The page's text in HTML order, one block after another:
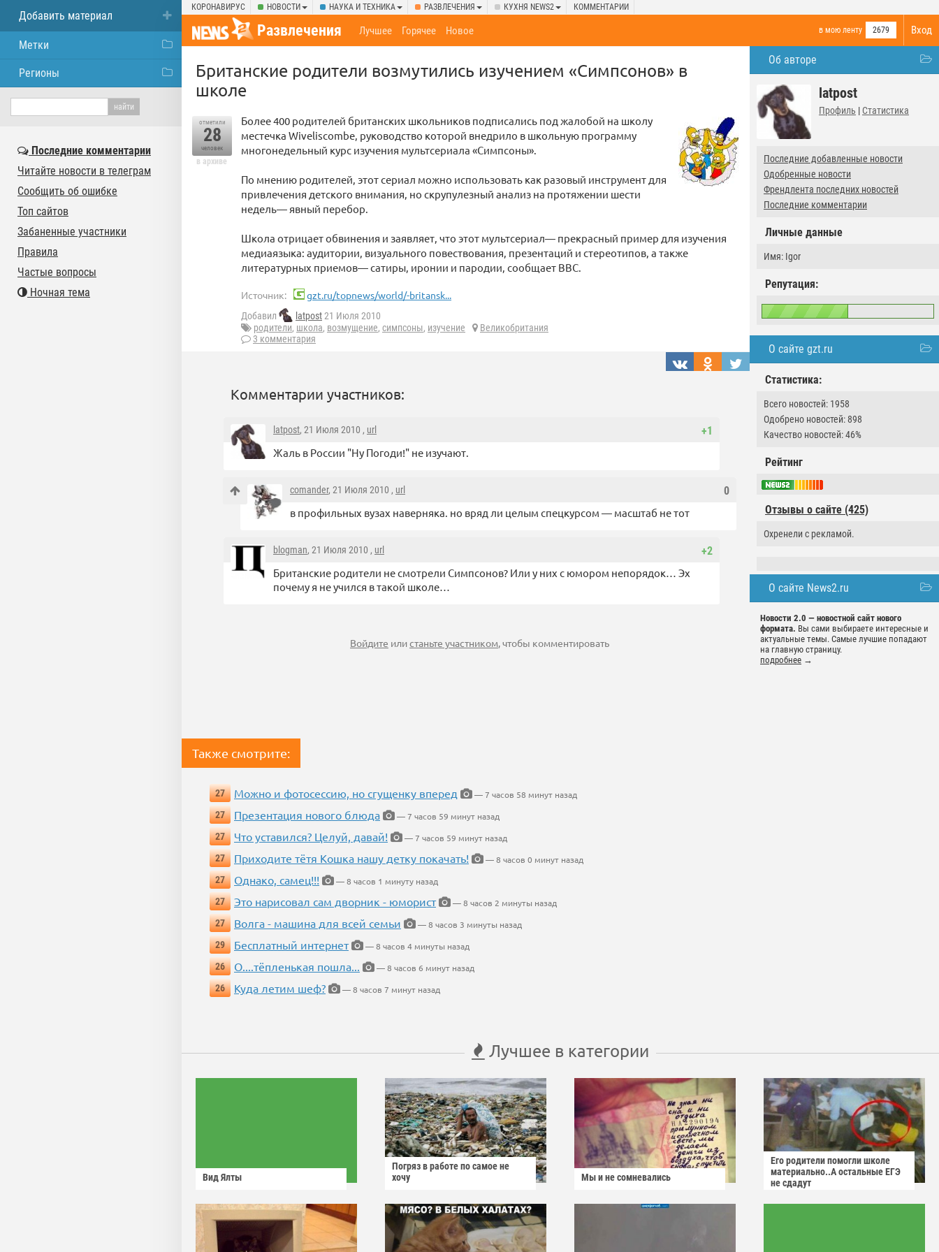
КОРОНАВИРУС НОВОСТИ НАУКА И ТЕХНИКА РАЗВЛЕЧЕНИЯ КУХНЯ NEWS2 КОММЕНТАРИИ
Вход
Развлечения в мою ленту 2679
Лучшее Горячее Новое
Об авторе
latpost
Профиль | Статистика
Последние добавленные новости
Одобренные новости
Френдлента последних новостей
Последние комментарии
Личные данные
Имя: Igor
Репутация:
О сайте gzt.ru
Статистика:
Всего новостей: 1958
Одобрено новостей: 898
Качество новостей: 46%
Рейтинг
Отзывы о сайте (425)
Охренели с рекламой.
О сайте News2.ru
Новости 2.0 — новостной сайт нового
формата. Вы сами выбираете интересные и
актуальные темы. Самые лучшие попадают
на главную страницу.
подробнее →
Британские родители возмутились изучением «Симпсонов» в
школе
отметили
28
человек
в архиве
Более 400 родителей британских школьников подписались под жалобой на школу
местечка Wiveliscombe, руководство которой внедрило в школьную программу
многонедельный курс изучения мультсериала «Симпсоны».
По мнению родителей, этот сериал можно использовать как разовый инструмент для
привлечения детского внимания, но скрупулезный анализ на протяжении шести
недель— явный перебор.
Школа отрицает обвинения и заявляет, что этот мультсериал— прекрасный пример для изучения
медиаязыка: аудитории, визуального повествования, презентаций и стереотипов, а также
литературных приемов— сатиры, иронии и пародии, сообщает BBC.
Источник: gzt.ru/topnews/world/-britansk...
Добавил latpost21 Июля 2010
родители, школа, возмущение, симпсоны, изучение
Великобритания
3 комментария
Комментарии участников:
+1
latpost, 21 Июля 2010 , url
Жаль в России "Ну Погоди!" не изучают.
0
comander, 21 Июля 2010 , url
в профильных вузах наверняка. но вряд ли целым спецкурсом — масштаб не тот
+2
blogman, 21 Июля 2010 , url
Британские родители не смотрели Симпсонов? Или у них с юмором непорядок… Эх
почему я не учился в такой школе…
Войдите илистаньте участником, чтобы комментировать
Также смотрите:
27 Можно и фотосессию, но сгущенку вперед
— 7 часов 58 минут назад
27
Презентация нового блюда
— 7 часов 59 минут назад
27
Что уставился? Целуй, давай!
— 7 часов 59 минут назад
27
Приходите тётя Кошка нашу детку покачать!
— 8 часов 0 минут назад
27
Однако, самец!!!
— 8 часов 1 минуту назад
27
Это нарисовал сам дворник - юморист
— 8 часов 2 минуты назад
27
Волга - машина для всей семьи
— 8 часов 3 минуты назад
29
Бесплатный интернет
— 8 часов 4 минуты назад
26
О....тёпленькая пошла...
— 8 часов 6 минут назад
26
Куда летим шеф? — 8 часов 7 минут назад
Лучшее в категории
Вид Ялты
Погряз в работе по самое не
хочу
Мы и не сомневались
Его родители помогли школе
материально..А остальные ЕГЭ
не сдадут
Добавить материал
Метки
Регионы
Последние комментарии
Читайте новости в телеграм
Сообщить об ошибке
Топ сайтов
Забаненные участники
Правила
Частые вопросы
Ночная тема